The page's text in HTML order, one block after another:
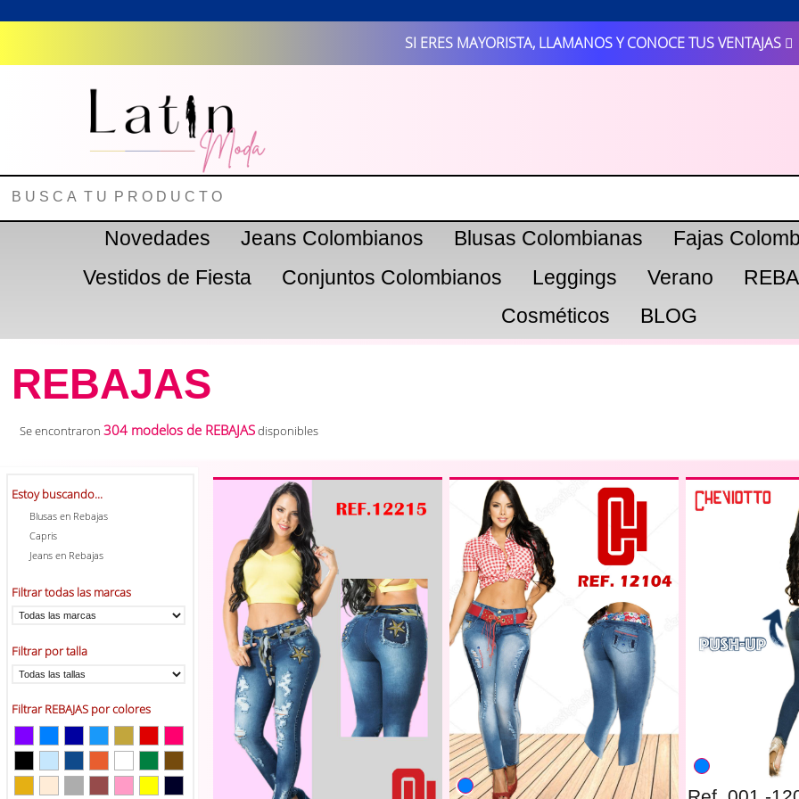
SI ERES MAYORISTA, LLAMANOS Y CONOCE TUS VENTAJAS
Novedades Jeans Colombianos Blusas Colombianas
Fajas
Vestidos de Fiesta
Conjuntos Colombianos Leggings Verano
Cosméticos
BLOG
REBAJAS
Se encontraron304 modelos de REBAJASdisponibles
Estoy buscando...
Blusas en Rebajas
Capris
Jeans en Rebajas
Filtrar todas las marcas
Filtrar por talla
Filtrar REBAJAS por colores